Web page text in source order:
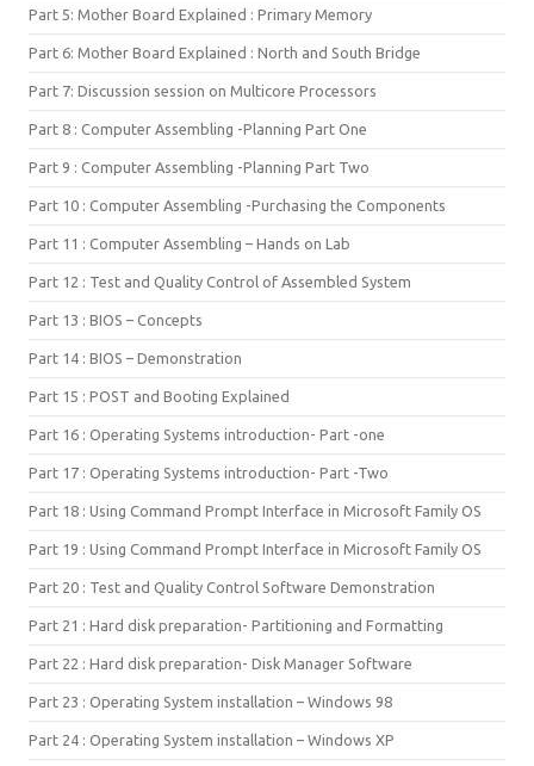
Part 5: Mother Board Explained : Primary Memory
Part 6: Mother Board Explained : North and South Bridge
Part 7: Discussion session on Multicore Processors
Part 8 : Computer Assembling -Planning Part One
Part 9 : Computer Assembling -Planning Part Two
Part 10 : Computer Assembling -Purchasing the Components
Part 11 : Computer Assembling – Hands on Lab
Part 12 : Test and Quality Control of Assembled System
Part 13 : BIOS – Concepts
Part 14 : BIOS – Demonstration
Part 15 : POST and Booting Explained
Part 16 : Operating Systems introduction- Part -one
Part 17 : Operating Systems introduction- Part -Two
Part 18 : Using Command Prompt Interface in Microsoft Family OS
Part 19 : Using Command Prompt Interface in Microsoft Family OS
Part 20 : Test and Quality Control Software Demonstration
Part 21 : Hard disk preparation- Partitioning and Formatting
Part 22 : Hard disk preparation- Disk Manager Software
Part 23 : Operating System installation – Windows 98
Part 24 : Operating System installation – Windows XP